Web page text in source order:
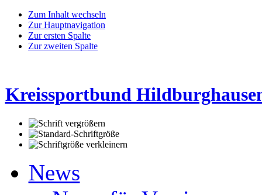
Zum Inhalt wechseln
Zur Hauptnavigation
Zur ersten Spalte
Zur zweiten Spalte
Kreissportbund
News